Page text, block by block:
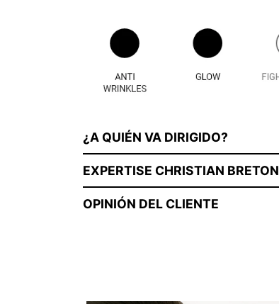
¿A QUIÉN VA DIRIGIDO?
EXPERTISE CHRISTIAN BRETON
OPINIÓN DEL CLIENTE